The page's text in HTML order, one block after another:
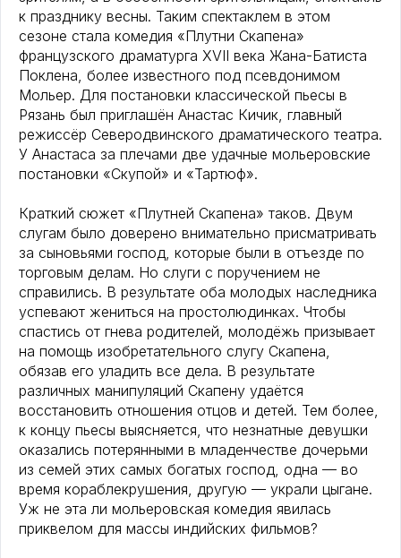
к празднику весны. Таким спектаклем в этом
сезоне стала комедия «Плутни Скапена»
французского драматурга XVII века Жана-Батиста
Поклена, более известного под псевдонимом
Мольер. Для постановки классической пьесы в
Рязань был приглашён Анастас Кичик, главный
режиссёр Северодвинского драматического театра.
У Анастаса за плечами две удачные мольеровские
постановки «Скупой» и «Тартюф».
Краткий сюжет «Плутней Скапена» таков. Двум
слугам было доверено внимательно присматривать
за сыновьями господ, которые были в отъезде по
торговым делам. Но слуги с поручением не
справились. В результате оба молодых наследника
успевают жениться на простолюдинках. Чтобы
спастись от гнева родителей, молодёжь призывает
на помощь изобретательного слугу Скапена,
обязав его уладить все дела. В результате
различных манипуляций Скапену удаётся
восстановить отношения отцов и детей. Тем более,
к концу пьесы выясняется, что незнатные девушки
оказались потерянными в младенчестве дочерьми
из семей этих самых богатых господ, одна — во
время кораблекрушения, другую — украли цыгане.
Уж не эта ли мольеровская комедия явилась
приквелом для массы индийских фильмов?